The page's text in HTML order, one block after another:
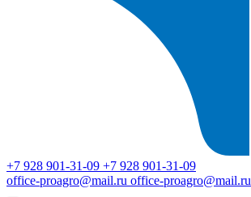
+7 928 901-31-09 +7 928 901-31-09
office-proagro@mail.ru office-proagro@mail.ru